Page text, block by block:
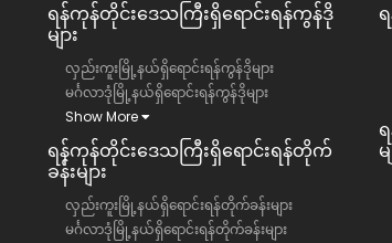
ရန်ကုန်တိုင်းဒေသကြီး​ရှိရောင်းရန်ကွန်ဒို
များ
လှည်းကူးမြို့နယ်ရှိရောင်းရန်ကွန်ဒိုများ
မင်္ဂလာဒုံမြို့နယ်ရှိရောင်းရန်ကွန်ဒိုများ
Show More
ရန်ကုန်တိုင်းဒေသကြီး​ရှိရောင်းရန်တိုက်
ခန်းများ
လှည်းကူးမြို့နယ်ရှိရောင်းရန်တိုက်ခန်းများ
မင်္ဂလာဒုံမြို့နယ်ရှိရောင်းရန်တိုက်ခန်းများ
မ